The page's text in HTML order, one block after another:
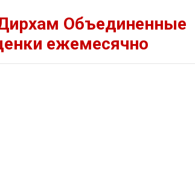
Объединенные
ежемесячно